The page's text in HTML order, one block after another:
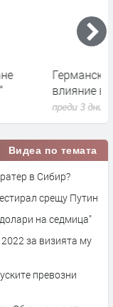
опити за
Видеа по темата
в Сибир?
срещу Путин
на седмица"
за визията му
превозни